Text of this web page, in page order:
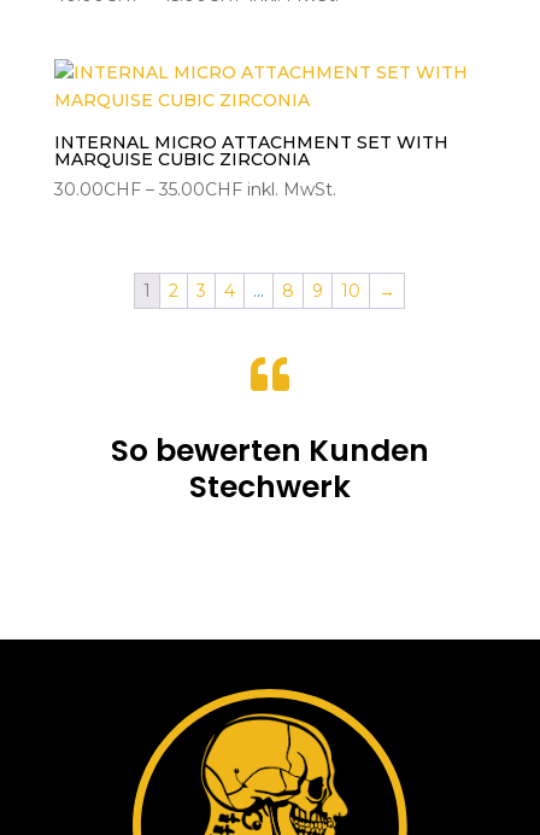
45.00CHF
INTERNAL MICRO ATTACHMENT SET WITH
MARQUISE CUBIC ZIRCONIA
30.00CHF – 35.00CHFPreisspanne:
35.00CHF
inkl. MwSt.
1 2 3 4 … 8 9 10 →

So bewerten Kunden
Stechwerk